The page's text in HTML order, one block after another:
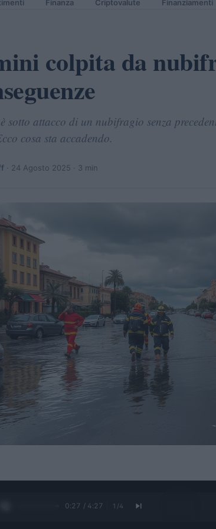
Finanza Criptovalute Finanziamenti
colpita da
sotto attacco di un nubifragio senza
cosa sta accadendo.
· 24 Agosto 2025 · 3 min
0:28 / 4:27 1 /4